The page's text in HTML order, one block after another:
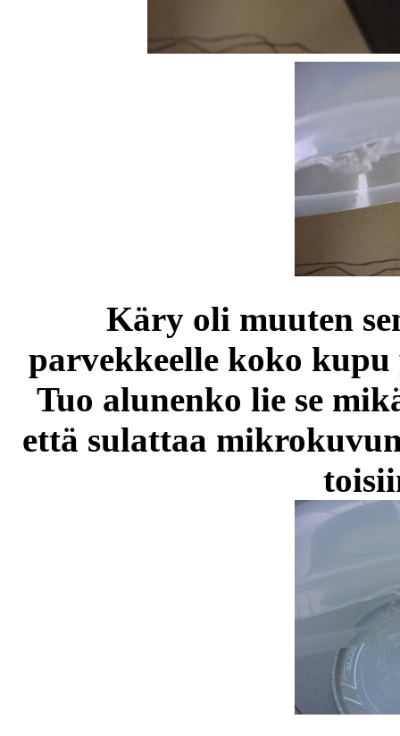
Käry oli muuten
parvekkeelle koko kupu
Tuo alunenko lie se
että sulattaa